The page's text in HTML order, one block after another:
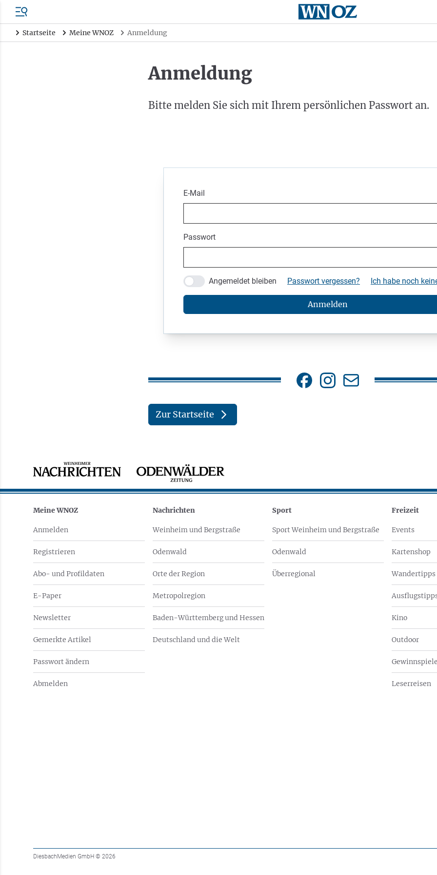
Startseite Meine WNOZ Anmeldung
Anmeldung
Bitte melden Sie sich mit Ihrem persönlichen Passwort an.
E-Mail
Passwort
Angemeldet bleiben Passwort vergessen? Ich habe noch
Anmelden
Zur Startseite
Meine WNOZ
Anmelden
Registrieren
Abo- und Profildaten
E-Paper
Newsletter
Gemerkte Artikel
Passwort ändern
Abmelden
Nachrichten
Weinheim und Bergstraße
Odenwald
Orte der Region
Metropolregion
Baden-Württemberg und Hessen
Deutschland und die Welt
Sport
Sport Weinheim und Bergstraße
Odenwald
Überregional
Freizeit
Events
Kartenshop
Wandertipps
Kino
Outdoor
Gewinnspiele
Leserreisen
DiesbachMedien GmbH © 2026